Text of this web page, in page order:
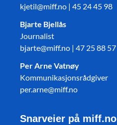
kjetil@miff.no | 45 24 45 98
Bjarte Bjellås
Journalist
bjarte@miff.no | 47 25 88 57
Per Arne Vatnøy
Kommunikasjonsrådgiver
per.arne@miff.no
Snarveier på miff.no